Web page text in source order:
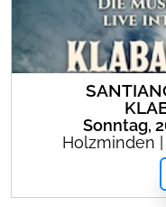
Sonntag,
Holzminden